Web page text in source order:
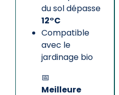
du sol dépasse
12°C
Compatible
avec le
jardinage bio
📅
Meilleure